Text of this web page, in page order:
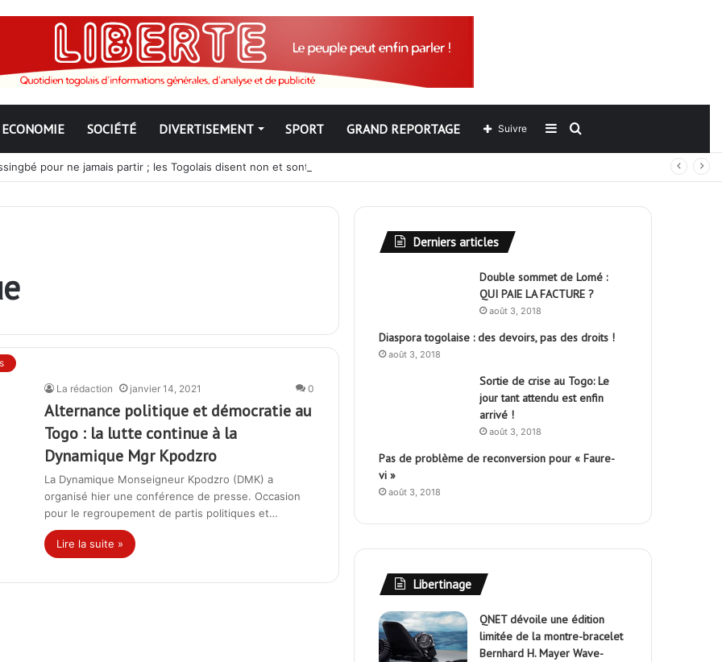
ECONOMIE SOCIÉTÉ DIVERTISEMENT SPORT GRAND REPORTAGE Rechercher
Sidebar
(barre
Suivre
pour ne jamais partir ; les Togolais disent non et sont vent debout
La rédaction janvier 14, 2021 0
Alternance politique et démocratie au
Togo : la lutte continue à la
Dynamique Mgr Kpodzro
La Dynamique Monseigneur Kpodzro (DMK) a
organisé hier une conférence de presse. Occasion
pour le regroupement de partis politiques et…
Lire la suite »
Derniers articles
Double sommet de Lomé :
QUI PAIE LA FACTURE ?
août 3, 2018
Diaspora togolaise : des devoirs, pas des droits !
août 3, 2018
Sortie de crise au Togo: Le
jour tant attendu est enfin
arrivé !
août 3, 2018
Pas de problème de reconversion pour « Faure-
vi »
août 3, 2018
Libertinage
QNET dévoile une édition
limitée de la montre-bracelet
Bernhard H. Mayer Wave-